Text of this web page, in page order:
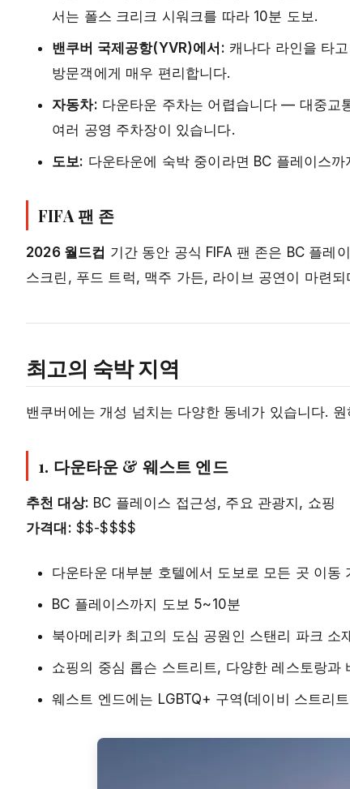
서는 폴스 크리크 시워크를 따라 10분 도보.
밴쿠버 국제공항(YVR)에서: 캐나다 라인을 타
방문객에게 매우 편리합니다.
자동차: 다운타운 주차는 어렵습니다 — 대중교
여러 공영 주차장이 있습니다.
도보: 다운타운에 숙박 중이라면 BC 플레이스
FIFA 팬 존
2026 월드컵 기간 동안 공식 FIFA 팬 존은 BC 플레
스크린, 푸드 트럭, 맥주 가든, 라이브 공연이 마련
최고의 숙박 지역
밴쿠버에는 개성 넘치는 다양한 동네가 있습니다.
1. 다운타운 & 웨스트 엔드
추천 대상: BC 플레이스 접근성, 주요 관광지, 쇼핑
가격대: $$-$$$$
다운타운 대부분 호텔에서 도보로 모든 곳 이동
BC 플레이스까지 도보 5~10분
북아메리카 최고의 도심 공원인 스탠리 파크 소
쇼핑의 중심 롭슨 스트리트, 다양한 레스토랑과
웨스트 엔드에는 LGBTQ+ 구역(데이비 스트리